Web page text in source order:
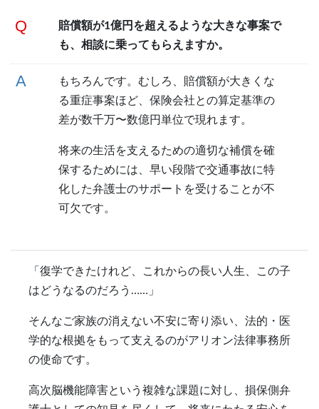
賠償額が1億円を超えるような大きな事案で
も、相談に乗ってもらえますか。
もちろんです。むしろ、賠償額が大きくな
る重症事案ほど、保険会社との算定基準の
差が数千万〜数億円単位で現れます。
将来の生活を支えるための適切な補償を確
保するためには、早い段階で交通事故に特
化した弁護士のサポートを受けることが不
可欠です。
「復学できたけれど、これからの長い人生、この子
はどうなるのだろう……」
そんなご家族の消えない不安に寄り添い、法的・医
学的な根拠をもって支えるのがアリオン法律事務所
の使命です。
高次脳機能障害という複雑な課題に対し、損保側弁